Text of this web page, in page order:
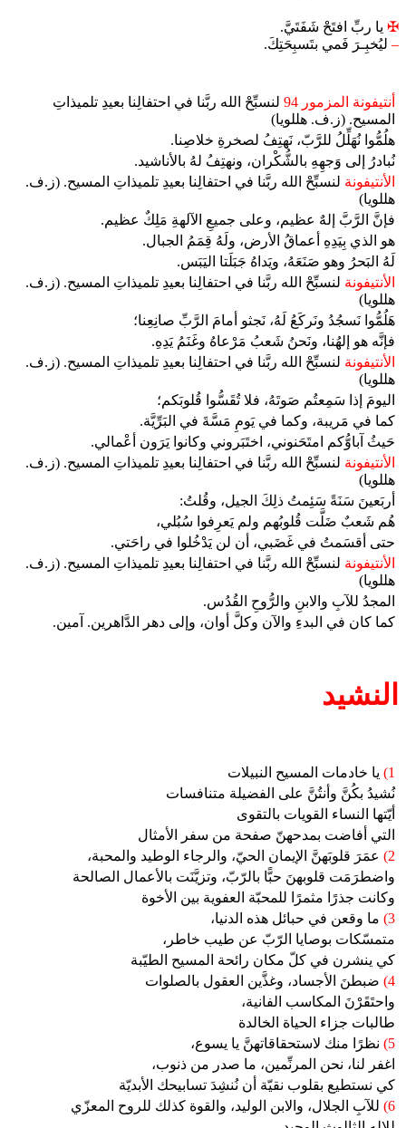
✠ يا ربِّ افتَحْ شَفَتَيَّ.
– ليُخبِـرَ فَمي بتَسبِحَتِكَ.
أنتيفونة المزمور 94
لنسبِّحْ الله ربَّنا في احتفالِنا بعيدِ تلميذاتِ
المسيح. (ز.ف. هللويا)
هلُمُّوا نُهَلِّلُ للرَّبّ، نَهتِفُ لصخرةِ خلاصِنا.
نُبادرُ إلى وَجهِهِ بالشُّكْران، ونهتِفُ لهُ بالأناشيد.
الأنتيفونة لنسبِّحْ الله ربَّنا في احتفالِنا بعيدِ تلميذاتِ المسيح. (ز.ف.
هللويا)
فإنَّ الرَّبَّ إلهٌ عظيم، وعلى جميعِ الآلهةِ مَلِكٌ عظيم.
هو الذي بِيَدِهِ أعماقُ الأرض، ولَهُ قِمَمُ الجبال.
لَهُ البَحرُ وهو صَنَعَهُ، ويَداهُ جَبَلَتا اليَبَس.
الأنتيفونة لنسبِّحْ الله ربَّنا في احتفالِنا بعيدِ تلميذاتِ المسيح. (ز.ف.
هللويا)
هَلُمُّوا نَسجُدُ ونَركَعُ لَهُ، نَجثو أمامَ الرَّبِّ صانِعِنا؛
فإنَّه هو إلهُنا، ونَحنُ شَعبُ مَرْعاهُ وغَنَمُ يَدِهِ.
الأنتيفونة لنسبِّحْ الله ربَّنا في احتفالِنا بعيدِ تلميذاتِ المسيح. (ز.ف.
هللويا)
اليومَ إذا سَمِعتُم صَوتَهُ، فلا تُقَسُّوا قُلوبَكم؛
كما في مَريبة، وكما في يَومِ مَسَّةَ في البَرِّيَّة.
حَيثُ آباوُّكم امتَحَنوني، اختَبَروني وكانوا يَرَون أعْمالي.
الأنتيفونة لنسبِّحْ الله ربَّنا في احتفالِنا بعيدِ تلميذاتِ المسيح. (ز.ف.
هللويا)
أربَعينَ سَنَةً سَئِمتُ ذلِكَ الجيل، وقُلتُ:
هُم شَعبٌ ضَلَّت قُلوبُهم ولم يَعرِفوا سُبُلي،
حتى أقسَمتُ في غَضَبي، أن لن يَدْخُلوا في راحَتي.
الأنتيفونة لنسبِّحْ الله ربَّنا في احتفالِنا بعيدِ تلميذاتِ المسيح. (ز.ف.
هللويا)
المجدُ للآبِ والابنِ والرُّوحِ القُدُس.
كما كان في البدءِ والآن وكلَّ أوان، وإلى دهر الدَّاهرين. آمين.
النشيد
1)
يا خادمات المسيح النبيلات
نُشيدُ بكُنَّ وأنتُنَّ على الفضيلة متنافسات
أيّتها النساء القويات بالتقوى
التي أفاضت بمدحهنّ صفحة من سفر الأمثال
2)
عمَرَ قلوبَهنَّ الإيمان الحيّ، والرجاء الوطيد والمحبة،
واضطرَمَت قلوبهنَ حبًّا بالرّبّ، وتزيَّنَت بالأعمال الصالحة
وكانت جذرًا مثمرًا للمحبّة العفوية بين الأخوة
3) ما وقعن في حبائل هذه الدنيا،
متمسّكات بوصايا الرّبّ عن طيب خاطر،
كي ينشرن في كلّ مكان رائحة المسيح الطيّبة
4) ضبطنَ الأجساد، وغذَّين العقول بالصلوات
واحتَقَرْنَ المكاسب الفانية،
طالبات جزاء الحياة الخالدة
5)
نظرًا منك لاستحقاقاتهنَّ يا يسوع،
اغفر لنا، نحن المرنِّمين، ما صدر من ذنوب،
كي نستطيع بقلوب نقيّة أن نُنشِدَ تسابيحك الأبديّة
6) للآبِ الجلال، والابن الوليد، والقوة كذلك للروح المعزّي